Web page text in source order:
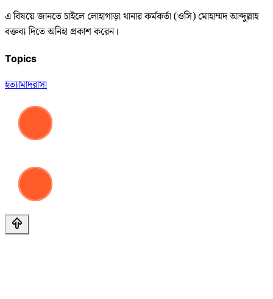
এ বিষয়ে জানতে চাইলে লোহাগাড়া থানার কর্মকর্তা (ওসি) মোহাম্মদ আব্দুল্লাহ
বক্তব্য দিতে অনিহা প্রকাশ করেন।
Topics
হত্যামাদরাসা